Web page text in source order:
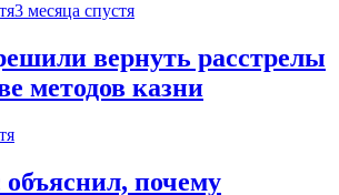
3 месяца спустя
вернуть расстрелы
методов казни
почему